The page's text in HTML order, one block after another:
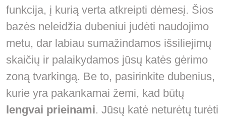
funkcija, į kurią verta atkreipti dėmesį. Šios
bazės neleidžia dubeniui judėti naudojimo
metu, dar labiau sumažindamos išsiliejimų
skaičių ir palaikydamos jūsų katės gėrimo
zoną tvarkingą. Be to, pasirinkite dubenius,
kurie yra pakankamai žemi, kad būtų
lengvai prieinami. Jūsų katė neturėtų turėti